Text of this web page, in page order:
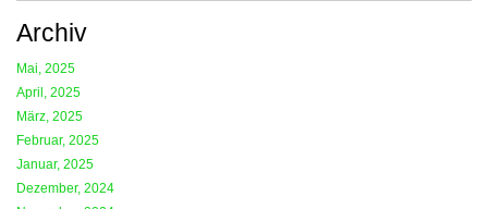
Archiv
Mai, 2025
April, 2025
März, 2025
Februar, 2025
Januar, 2025
Dezember, 2024